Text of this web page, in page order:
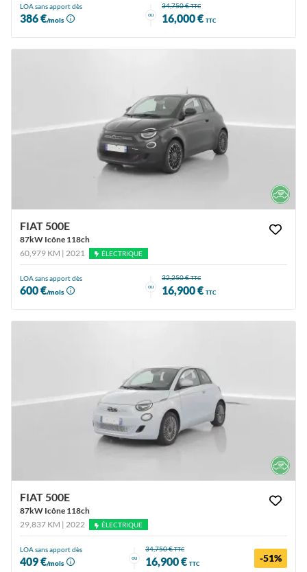
LOA sans apport dès
386 €/mois
ou
34,750 €TTC
16,000 € TTC
FIAT 500E
87kW Icône 118ch
60,979 KM | 2021
ÉLECTRIQUE
LOA sans apport dès
600 €/mois
ou
32,250 €TTC
16,900 € TTC
FIAT 500E
87kW Icône 118ch
29,837 KM | 2022
ÉLECTRIQUE
LOA sans apport dès
409 €/mois
ou
34,750 €TTC
16,900 € TTC -51%